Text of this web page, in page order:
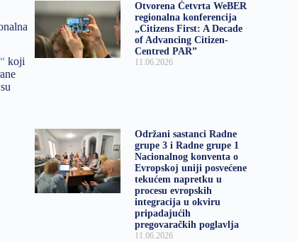
koji
Otvorena Četvrta WeBER
regionalna konferencija
„Citizens First: A Decade
of Advancing Citizen-
Centred PAR”
11.06.2026
Održani sastanci Radne
grupe 3 i Radne grupe 1
Nacionalnog konventa o
Evropskoj uniji posvećene
tekućem napretku u
procesu evropskih
integracija u okviru
pripadajućih
pregovaračkih poglavlja
11.06.2026